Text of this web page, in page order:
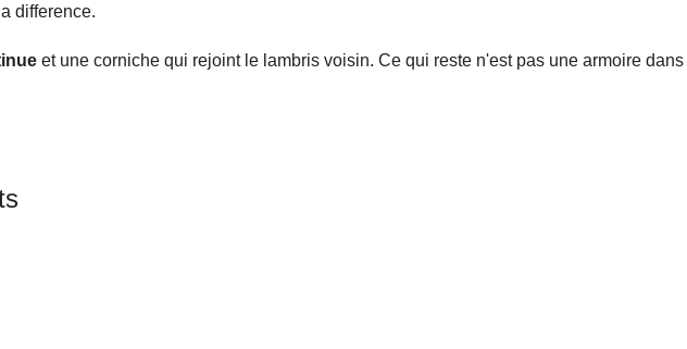
difference.
et une corniche qui rejoint le lambris voisin. Ce qui reste n'est pas une armoire dans